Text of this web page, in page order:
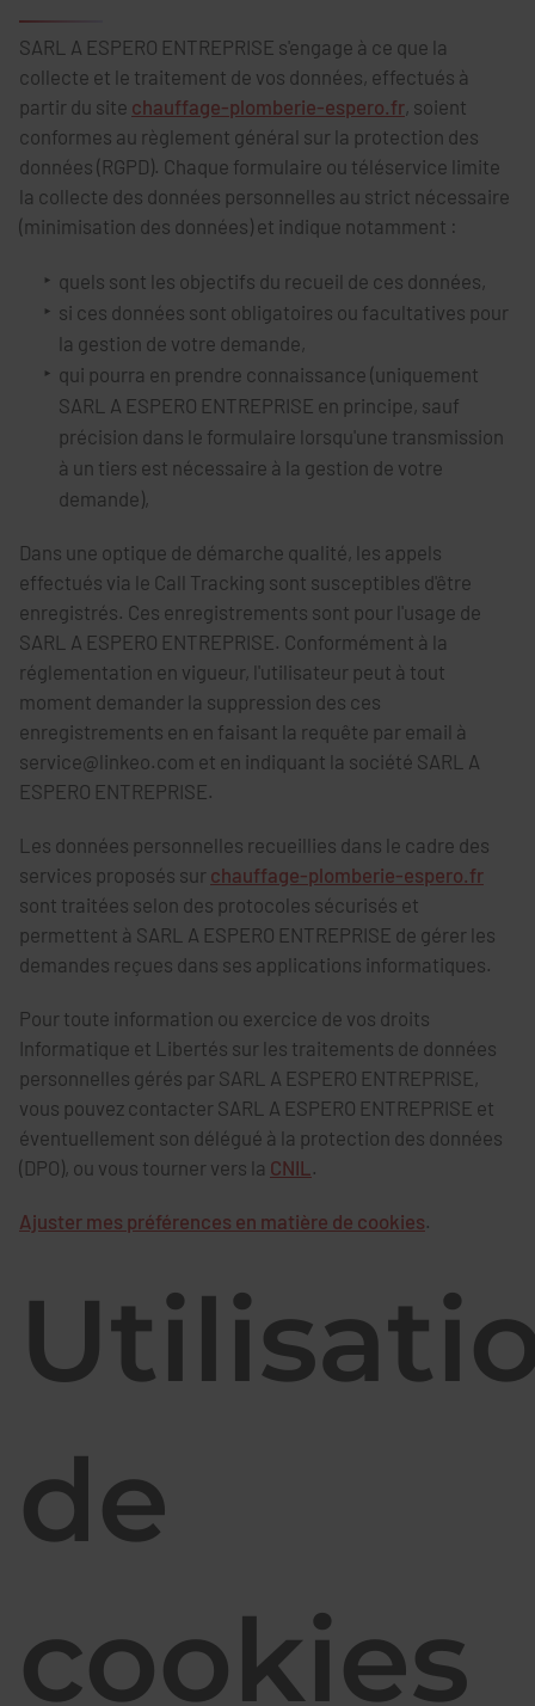
SARL A ESPERO ENTREPRISE s'engage à ce que la
collecte et le traitement de vos données, effectués à
partir du site chauffage-plomberie-espero.fr, soient
conformes au règlement général sur la protection des
données (RGPD). Chaque formulaire ou téléservice limite
la collecte des données personnelles au strict nécessaire
(minimisation des données) et indique notamment :
quels sont les objectifs du recueil de ces données,
si ces données sont obligatoires ou facultatives pour
la gestion de votre demande,
qui pourra en prendre connaissance (uniquement
SARL A ESPERO ENTREPRISE en principe, sauf
précision dans le formulaire lorsqu'une transmission
à un tiers est nécessaire à la gestion de votre
demande),
Dans une optique de démarche qualité, les appels
effectués via le Call Tracking sont susceptibles d'être
enregistrés. Ces enregistrements sont pour l'usage de
SARL A ESPERO ENTREPRISE. Conformément à la
réglementation en vigueur, l'utilisateur peut à tout
moment demander la suppression des ces
enregistrements en en faisant la requête par email à
service@linkeo.com et en indiquant la société SARL A
ESPERO ENTREPRISE.
Les données personnelles recueillies dans le cadre des
services proposés sur chauffage-plomberie-espero.fr
sont traitées selon des protocoles sécurisés et
permettent à SARL A ESPERO ENTREPRISE de gérer les
demandes reçues dans ses applications informatiques.
Pour toute information ou exercice de vos droits
Informatique et Libertés sur les traitements de données
personnelles gérés par SARL A ESPERO ENTREPRISE,
vous pouvez contacter SARL A ESPERO ENTREPRISE et
éventuellement son délégué à la protection des données
(DPO), ou vous tourner vers la CNIL .
Ajuster mes préférences en matière de cookies.
de
cookies